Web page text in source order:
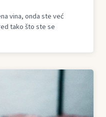
vina, onda ste već
tako što ste se